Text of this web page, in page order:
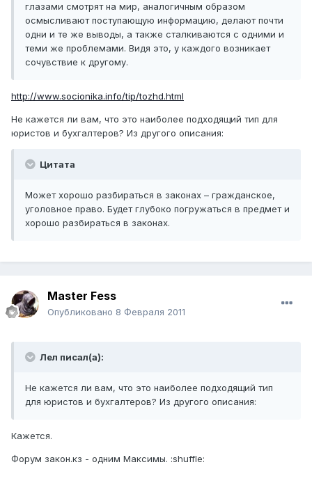
глазами смотрят на мир, аналогичным образом
осмысливают поступающую информацию, делают почти
одни и те же выводы, а также сталкиваются с одними и
теми же проблемами. Видя это, у каждого возникает
сочувствие к другому.
http://www.socionika.info/tip/tozhd.html
Не кажется ли вам, что это наиболее подходящий тип для
юристов и бухгалтеров? Из другого описания:
Цитата
Может хорошо разбираться в законах – гражданское,
уголовное право. Будет глубоко погружаться в предмет и
хорошо разбираться в законах.
Master Fess
Опубликовано 8 Февраля 2011
Лел писал(а):
Не кажется ли вам, что это наиболее подходящий тип
для юристов и бухгалтеров? Из другого описания:
Кажется.
Форум закон.кз - одним Максимы. :shuffle: